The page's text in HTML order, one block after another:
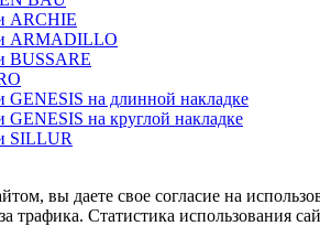
ARCHIE
ARMADILLO
BUSSARE
GENESIS на длинной накладке
GENESIS на круглой накладке
SILLUR
вы даете свое согласие на
трафика. Статистика использования